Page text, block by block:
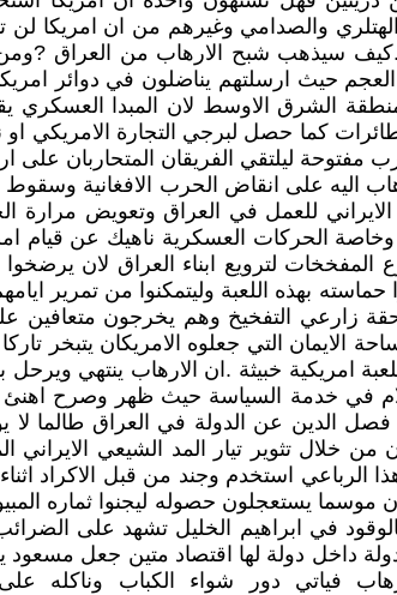
والصدامي وغيرهم من ان امريكا لن
سيذهب شبح الارهاب من العراق ?ومن
حيث ارسلتهم يناضلون في دوائر
الشرق الاوسط لان المبدا
كما حصل لبرجي التجارة الامريكي
مفتوحة ليلتقي الفريقان المتحاربان على
اليه على انقاض الحرب الافغانية وسقوط
للعمل في العراق وتعويض مرارة
الحركات العسكرية ناهيك عن قيام
المفخخات لترويع ابناء العراق لان
حماسته بهذه اللعبة وليتمكنوا من
زارعي التفخيخ وهم يخرجون متعافين
الايمان التي جعلوه الامريكان يتبخر
خبيثة .ان الارهاب ينتهي ويرحل
في خدمة السياسة حيث ظهر وصرح اهنئ
الدين عن الدولة في العراق طالما لا
من خلال تثوير تيار المد الشيعي
الرباعي استخدم وجند من قبل الاكراد
موسما يستعجلون حصوله ليجنوا ثماره
في ابراهيم الخليل تشهد على
داخل دولة لها اقتصاد متين جعل
فياتي دور شواء الكباب